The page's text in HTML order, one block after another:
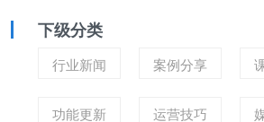
下级分类
行业新闻 案例分享
功能更新 运营技巧